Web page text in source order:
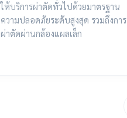
ให้บริการผ่าตัดทั่วไปด้วยมาตรฐาน
ความปลอดภัยระดับสูงสุด รวมถึงการ
ผ่าตัดผ่านกล้องแผลเล็ก